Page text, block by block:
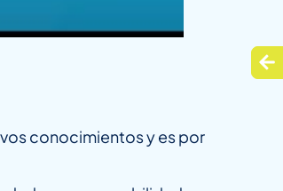
conocimientos y es por